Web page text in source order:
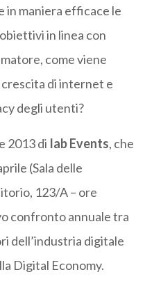
in maniera efficace le
in linea con
come viene
di internet e
degli utenti?
2013 di Iab Events, che
(Sala delle
123/A – ore
confronto annuale tra
dell’industria digitale
Digital Economy.